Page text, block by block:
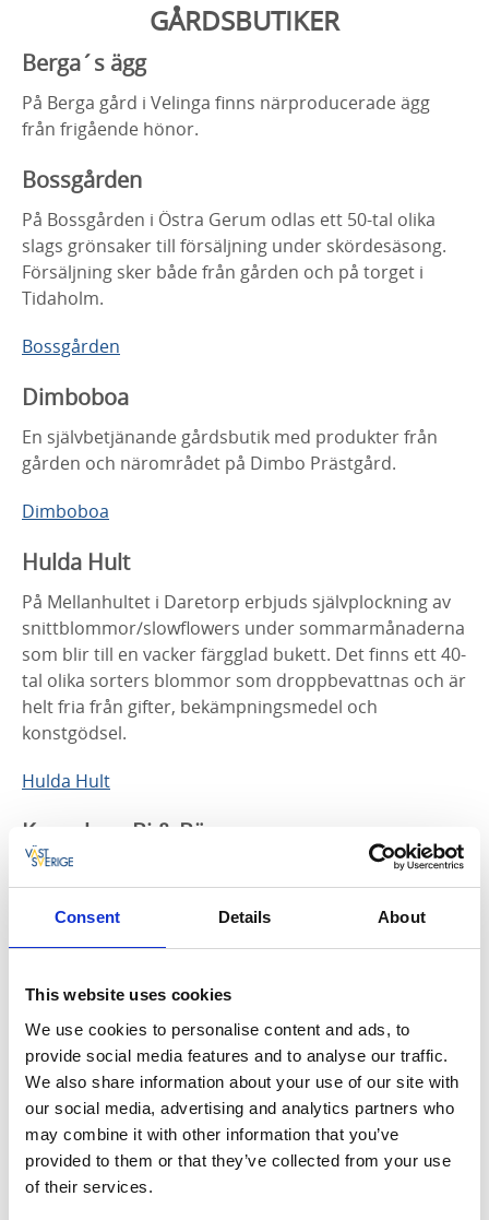
Consent Details About
This website uses cookies
We use cookies to personalise content and ads, to
provide social media features and to analyse our traffic.
We also share information about your use of our site with
our social media, advertising and analytics partners who
may combine it with other information that you’ve
provided to them or that they’ve collected from your use
of their services.
GÅRDSBUTIKER
Berga´s ägg
På Berga gård i Velinga finns närproducerade ägg
från frigående hönor.
Bossgården
På Bossgården i Östra Gerum odlas ett 50-tal olika
slags grönsaker till försäljning under skördesäsong.
Försäljning sker både från gården och på torget i
Tidaholm.
Bossgården
Dimboboa
En självbetjänande gårdsbutik med produkter från
gården och närområdet på Dimbo Prästgård.
Dimboboa
Hulda Hult
På Mellanhultet i Daretorp erbjuds självplockning av
snittblommor/slowflowers under sommarmånaderna
som blir till en vacker färgglad bukett. Det finns ett 40-
tal olika sorters blommor som droppbevattnas och är
helt fria från gifter, bekämpningsmedel och
konstgödsel.
Hulda Hult
Kungslena Bi & Bär
På Sörgården i Kungslena finns en biodling och här
Honungen smaksätts både med egen torkad frukt,
egenodlade kryddor och eterisk olja. Den egenodlade
sötad med honung.
Kungslena Bi & Bär
Per Bär
Gårdsbutik med skogens bär, sylt, saft, must, te och
delikatesser från skog och trädgård dessutom
samlingsutställning med tema skog och fauna.